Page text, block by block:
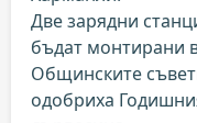
Две зарядни
бъдат монтирани
Общинските
одобриха